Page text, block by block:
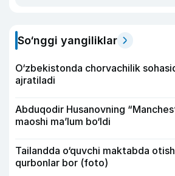
So‘nggi yangiliklar
O‘zbekistonda chorvachilik
ajratiladi
Abduqodir Husanovning
maoshi ma’lum bo‘ldi
Tailandda o‘quvchi maktabda
qurbonlar bor (foto)